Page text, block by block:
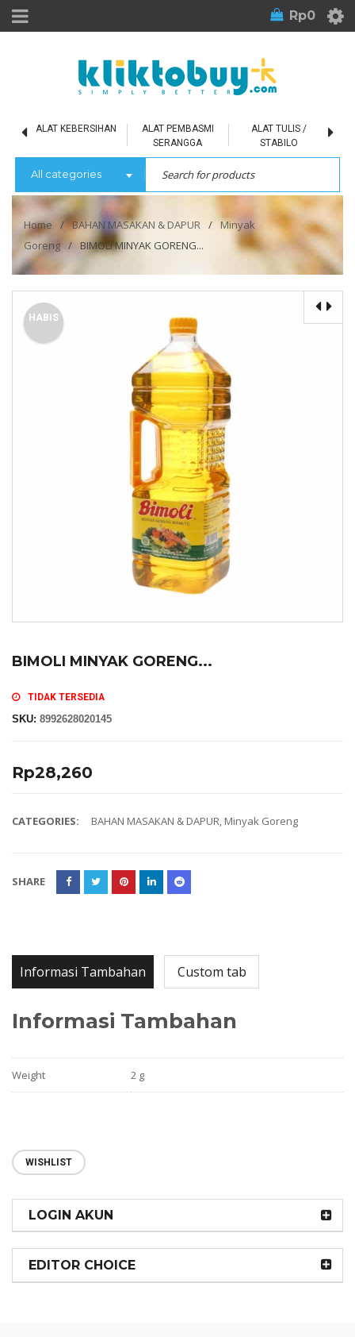
Rp0
ALAT KEBERSIHAN
ALAT PEMBASMI
SERANGGA
ALAT TULIS /
STABILO
All categories
Home / BAHAN MASAKAN & DAPUR /
Minyak
Goreng / BIMOLI MINYAK GORENG...
HABIS
BIMOLI MINYAK GORENG...
TIDAK TERSEDIA
SKU: 8992628020145
Rp28,260
CATEGORIES: BAHAN MASAKAN & DAPUR, Minyak Goreng
SHARE
Informasi Tambahan Custom tab
Informasi Tambahan
Weight 2 g
WISHLIST
LOGIN AKUN
EDITOR CHOICE